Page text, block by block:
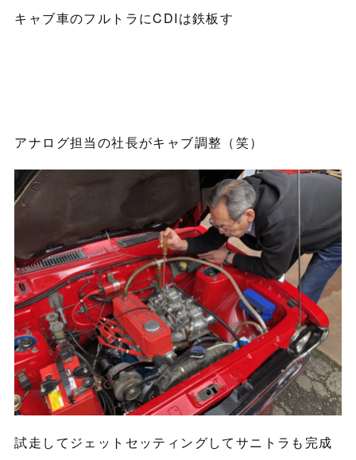
キャブ車のフルトラにCDIは鉄板す
アナログ担当の社長がキャブ調整（笑）
試走してジェットセッティングしてサニトラも完成